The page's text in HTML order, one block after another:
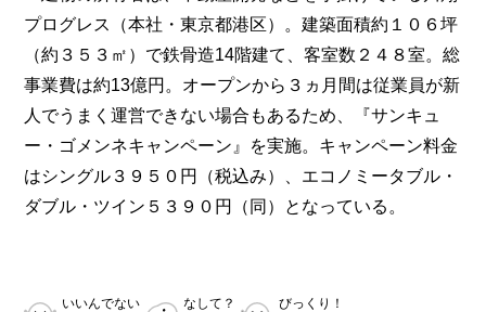
プログレス（本社・東京都港区）。建築面積約１０６坪
（約３５３㎡）で鉄骨造14階建て、客室数２４８室。総
事業費は約13億円。オープンから３ヵ月間は従業員が新
人でうまく運営できない場合もあるため、『サンキュ
ー・ゴメンネキャンペーン』を実施。キャンペーン料金
はシングル３９５０円（税込み）、エコノミータブル・
ダブル・ツイン５３９０円（同）となっている。
いいんでない なして？ びっくり！